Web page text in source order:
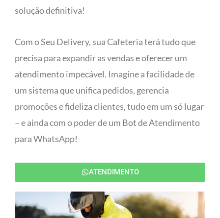
solução definitiva!
Com o Seu Delivery, sua Cafeteria terá tudo que
precisa para expandir as vendas e oferecer um
atendimento impecável. Imagine a facilidade de
um sistema que unifica pedidos, gerencia
promoções e fideliza clientes, tudo em um só lugar
– e ainda com o poder de um Bot de Atendimento
para WhatsApp!
ATENDIMENTO